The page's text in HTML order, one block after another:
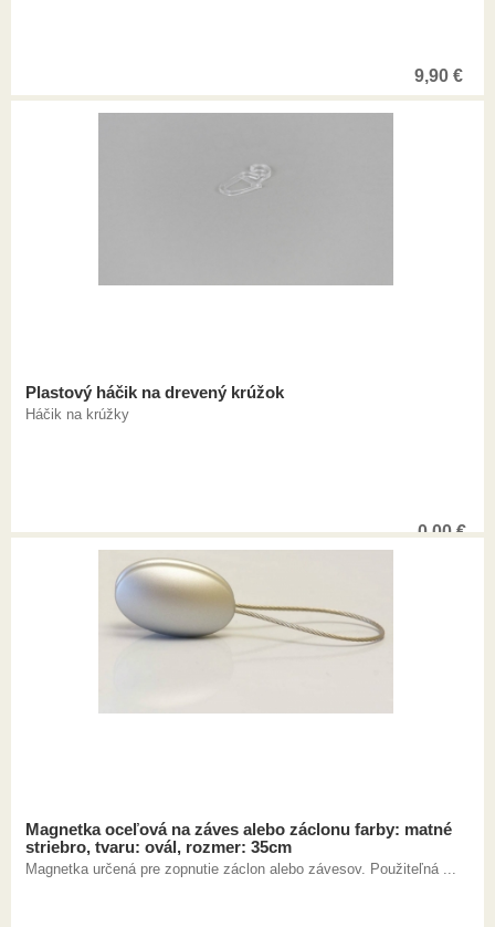
9,90 €
Plastový háčik na drevený krúžok
Háčik na krúžky
0,00€
Magnetka oceľová na záves alebo záclonu farby: matné
striebro, tvaru: ovál, rozmer: 35cm
Magnetka určená pre zopnutie záclon alebo závesov. Použiteľná ...